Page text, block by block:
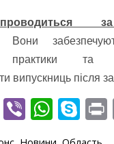
Вони
практики та
випускниць після
T Vi W S